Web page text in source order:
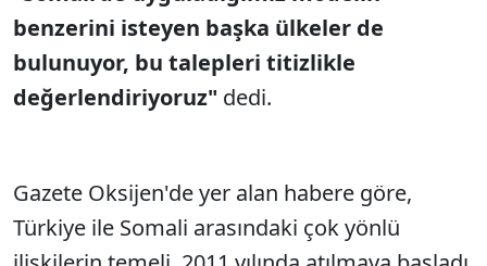
benzerini isteyen başka ülkeler de
bulunuyor, bu talepleri titizlikle
değerlendiriyoruz" dedi.
Gazete Oksijen'de yer alan habere göre,
Türkiye ile Somali arasındaki çok yönlü